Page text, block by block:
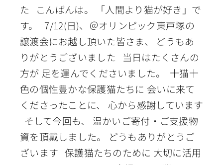
た こんばんは。 「人間より猫が好き」で
す。 7/12(日)、＠オリンピック東戸塚の
譲渡会にお越し頂いた皆さま、 どうもあ
りがとうございました 当日はたくさんの
方が 足を運んでくださいました。 十猫十
色の個性豊かな保護猫たちに 会いに来て
くださったことに、 心から感謝しています
そして今回も、 温かいご寄付・ご支援物
資を頂戴しました。 どうもありがとうご
ざいます 保護猫たちのために 大切に活用